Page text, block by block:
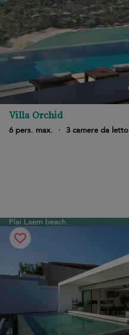
Villa Orchid
6 pers. max.
· 3 camere da letto
Plai Laem beach